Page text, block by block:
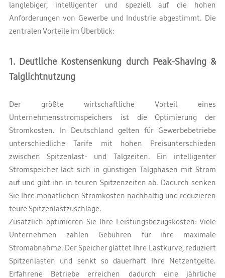
langlebiger, intelligenter und speziell auf die hohen
Anforderungen von Gewerbe und Industrie abgestimmt. Die
zentralen Vorteile im Überblick:
1. Deutliche Kostensenkung durch Peak-Shaving &
Talglichtnutzung
Der größte wirtschaftliche Vorteil eines
Unternehmensstromspeichers ist die Optimierung der
Stromkosten. In Deutschland gelten für Gewerbebetriebe
unterschiedliche Tarife mit hohen Preisunterschieden
zwischen Spitzenlast- und Talgzeiten. Ein intelligenter
Stromspeicher lädt sich in günstigen Talgphasen mit Strom
auf und gibt ihn in teuren Spitzenzeiten ab. Dadurch senken
Sie Ihre monatlichen Stromkosten nachhaltig und reduzieren
teure Spitzenlastzuschläge.
Zusätzlich optimieren Sie Ihre Leistungsbezugskosten: Viele
Unternehmen zahlen Gebühren für ihre maximale
Stromabnahme. Der Speicher glättet Ihre Lastkurve, reduziert
Spitzenlasten und senkt so dauerhaft Ihre Netzentgelte.
Erfahrene Betriebe erreichen dadurch eine jährliche